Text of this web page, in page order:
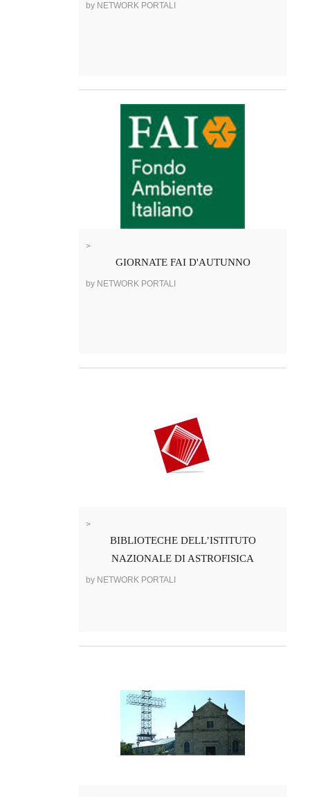
by NETWORK PORTALI
>
GIORNATE FAI D'AUTUNNO
by NETWORK PORTALI
>
BIBLIOTECHE DELL’ISTITUTO
NAZIONALE DI ASTROFISICA
by NETWORK PORTALI